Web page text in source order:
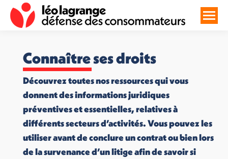
Connaître ses droits
Découvrez toutes nos ressources qui vous
donnent des informations juridiques
préventives et essentielles, relatives à
différents secteurs d’activités. Vous pouvez les
utiliser avant de conclure un contrat ou bien lors
de la survenance d’un litige afin de savoir si